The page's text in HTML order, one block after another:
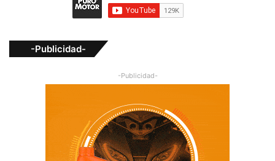
-Publicidad-
-Publicidad-